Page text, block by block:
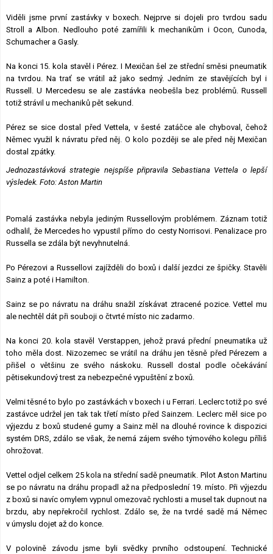
Viděli jsme první zastávky v boxech. Nejprve si dojeli pro tvrdou sadu
Stroll a Albon. Nedlouho poté zamířili k mechanikům i Ocon, Cunoda,
Schumacher a Gasly.
Na konci 15. kola stavěl i Pérez. I Mexičan šel ze střední směsi pneumatik
na tvrdou. Na trať se vrátil až jako sedmý. Jedním ze stavějících byl i
Russell. U Mercedesu se ale zastávka neobešla bez problémů. Russell
totiž strávil u mechaniků pět sekund.
Pérez se sice dostal před Vettela, v šesté zatáčce ale chyboval, čehož
Němec využil k návratu před něj. O kolo později se ale před něj Mexičan
dostal zpátky.
Jednozastávková strategie nejspíše připravila Sebastiana Vettela o lepší
výsledek. Foto: Aston Martin
Pomalá zastávka nebyla jediným Russellovým problémem. Záznam totiž
odhalil, že Mercedes ho vypustil přímo do cesty Norrisovi. Penalizace pro
Russella se zdála být nevyhnutelná.
Po Pérezovi a Russellovi zajížděli do boxů i další jezdci ze špičky. Stavěli
Sainz a poté i Hamilton.
Sainz se po návratu na dráhu snažil získávat ztracené pozice. Vettel mu
ale nechtěl dát při souboji o čtvrté místo nic zadarmo.
Na konci 20. kola stavěl Verstappen, jehož pravá přední pneumatika už
toho měla dost. Nizozemec se vrátil na dráhu jen těsně před Pérezem a
přišel o většinu ze svého náskoku. Russell dostal podle očekávání
pětisekundový trest za nebezpečné vypuštění z boxů.
Velmi těsné to bylo po zastávkách v boxech i u Ferrari. Leclerc totiž po své
zastávce udržel jen tak tak třetí místo před Sainzem. Leclerc měl sice po
výjezdu z boxů studené gumy a Sainz měl na dlouhé rovince k dispozici
systém DRS, zdálo se však, že nemá zájem svého týmového kolegu příliš
ohrožovat.
Vettel odjel celkem 25 kola na střední sadě pneumatik. Pilot Aston Martinu
se po návratu na dráhu propadl až na předposlední 19. místo. Při výjezdu
z boxů si navíc omylem vypnul omezovač rychlosti a musel tak dupnout na
brzdu, aby nepřekročil rychlost. Zdálo se, že na tvrdé sadě má Němec
v úmyslu dojet až do konce.
V polovině závodu jsme byli svědky prvního odstoupení. Technické